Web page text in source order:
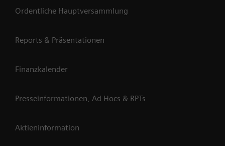
Ordentliche Hauptversammlung
Reports & Präsentationen
Finanzkalender
Presseinformationen, Ad Hocs & RPTs
Aktieninformation